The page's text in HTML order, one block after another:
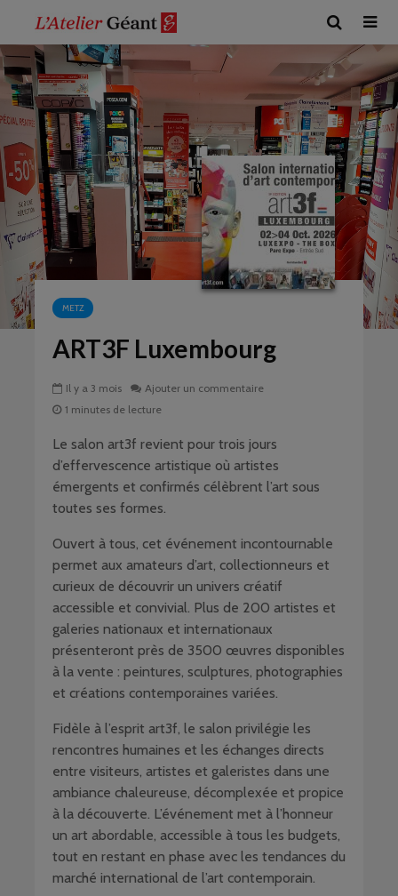
METZ
ART3F Luxembourg
Il y a 3 mois
Ajouter un commentaire
1 minutes de lecture
Le salon art3f revient pour trois jours
d’effervescence artistique où artistes
émergents et confirmés célèbrent l’art sous
toutes ses formes.
Ouvert à tous, cet événement incontournable
permet aux amateurs d’art, collectionneurs et
curieux de découvrir un univers créatif
accessible et convivial. Plus de 200 artistes et
galeries nationaux et internationaux
présenteront près de 3500 œuvres disponibles
à la vente : peintures, sculptures, photographies
et créations contemporaines variées.
Fidèle à l’esprit art3f, le salon privilégie les
rencontres humaines et les échanges directs
entre visiteurs, artistes et galeristes dans une
ambiance chaleureuse, décomplexée et propice
à la découverte. L’événement met à l’honneur
un art abordable, accessible à tous les budgets,
tout en restant en phase avec les tendances du
marché international de l’art contemporain.